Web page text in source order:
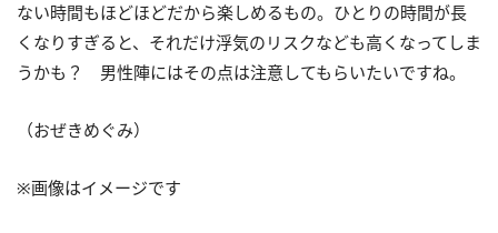
ない時間もほどほどだから楽しめるもの。ひとりの時間が長
くなりすぎると、それだけ浮気のリスクなども高くなってしま
うかも？ 男性陣にはその点は注意してもらいたいですね。
（おぜきめぐみ）
※画像はイメージです